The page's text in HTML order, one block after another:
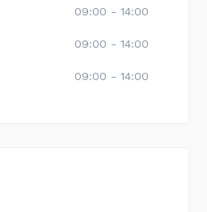
09:00 - 14:00
09:00 - 14:00
09:00 - 14:00